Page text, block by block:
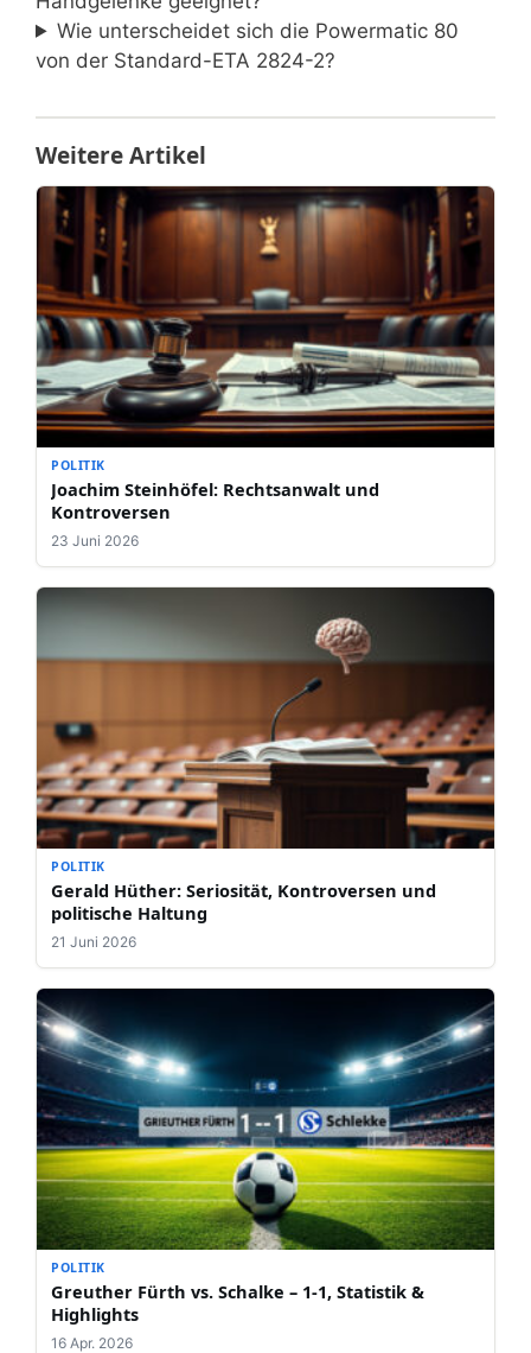
Wie unterscheidet sich die Powermatic 80
von der Standard-ETA 2824-2?
Weitere Artikel
POLITIK
Joachim Steinhöfel: Rechtsanwalt und
Kontroversen
23 Juni 2026
POLITIK
Gerald Hüther: Seriosität, Kontroversen und
politische Haltung
21 Juni 2026
POLITIK
Greuther Fürth vs. Schalke – 1-1, Statistik &
Highlights
16 Apr. 2026